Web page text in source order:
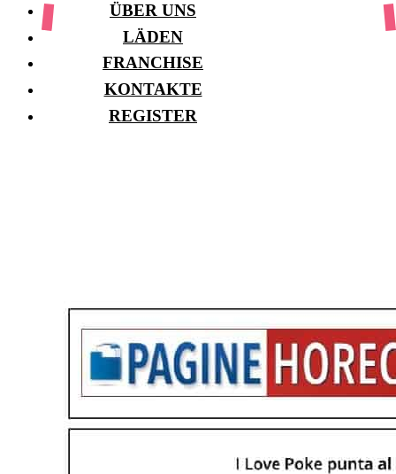
ÜBER UNS
LÄDEN
FRANCHISE
KONTAKTE
REGISTER